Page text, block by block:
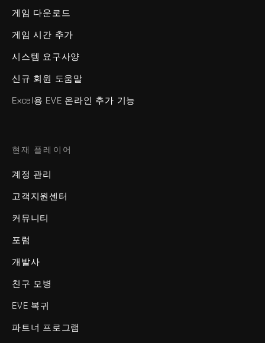
게임 다운로드
게임 시간 추가
시스템 요구사양
신규 회원 도움말
Excel용 EVE 온라인 추가 기능
현재 플레이어
계정 관리
고객지원센터
커뮤니티
포럼
개발사
친구 모병
EVE 복귀
파트너 프로그램